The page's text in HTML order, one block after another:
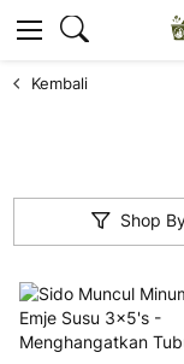
Kembali
Shop